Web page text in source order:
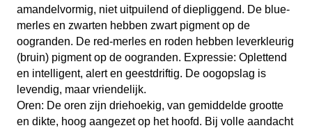
amandelvormig, niet uitpuilend of diepliggend. De blue-
merles en zwarten hebben zwart pigment op de
oogranden. De red-merles en roden hebben leverkleurig
(bruin) pigment op de oogranden. Expressie: Oplettend
en intelligent, alert en geestdriftig. De oogopslag is
levendig, maar vriendelijk.
Oren: De oren zijn driehoekig, van gemiddelde grootte
en dikte, hoog aangezet op het hoofd. Bij volle aandacht